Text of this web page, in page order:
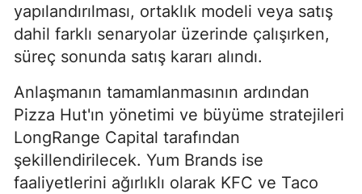
yapılandırılması, ortaklık modeli veya satış
dahil farklı senaryolar üzerinde çalışırken,
süreç sonunda satış kararı alındı.
Anlaşmanın tamamlanmasının ardından
Pizza Hut'ın yönetimi ve büyüme stratejileri
LongRange Capital tarafından
şekillendirilecek. Yum Brands ise
faaliyetlerini ağırlıklı olarak KFC ve Taco